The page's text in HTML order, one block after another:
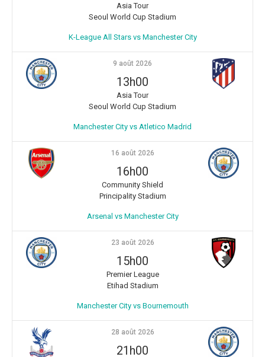
Asia Tour
Seoul World Cup Stadium
K-League All Stars vs Manchester City
9 août 2026
13h00
Asia Tour
Seoul World Cup Stadium
Manchester City vs Atletico Madrid
16 août 2026
16h00
Community Shield
Principality Stadium
Arsenal vs Manchester City
23 août 2026
15h00
Premier League
Etihad Stadium
Manchester City vs Bournemouth
28 août 2026
21h00